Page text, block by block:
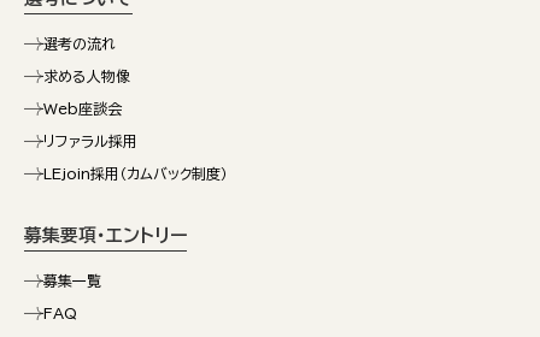
選考の流れ
求める人物像
Web座談会
リファラル採用
LEjoin採用（カムバック制度）
募集要項・エントリー
募集一覧
FAQ